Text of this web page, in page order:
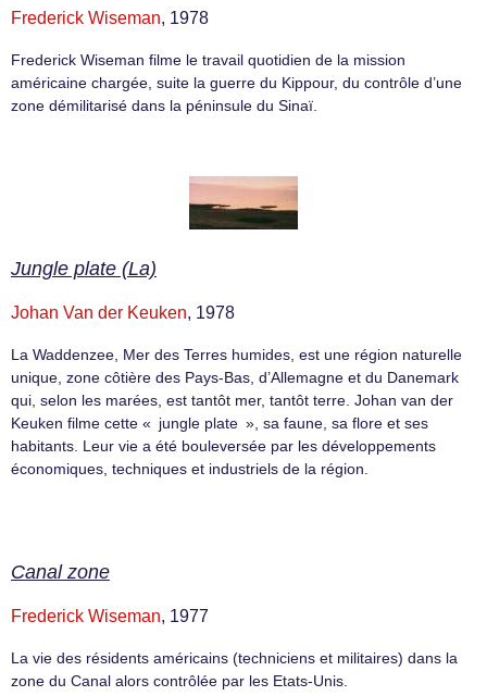
Frederick Wiseman, 1978
Frederick Wiseman filme le travail quotidien de la mission
américaine chargée, suite la guerre du Kippour, du contrôle d’une
zone démilitarisé dans la péninsule du Sinaï.
Jungle plate (La)
Johan Van der Keuken, 1978
La Waddenzee, Mer des Terres humides, est une région naturelle
unique, zone côtière des Pays-Bas, d’Allemagne et du Danemark
qui, selon les marées, est tantôt mer, tantôt terre. Johan van der
Keuken filme cette « jungle plate », sa faune, sa flore et ses
habitants. Leur vie a été bouleversée par les développements
économiques, techniques et industriels de la région.
Canal zone
Frederick Wiseman, 1977
La vie des résidents américains (techniciens et militaires) dans la
zone du Canal alors contrôlée par les Etats-Unis.